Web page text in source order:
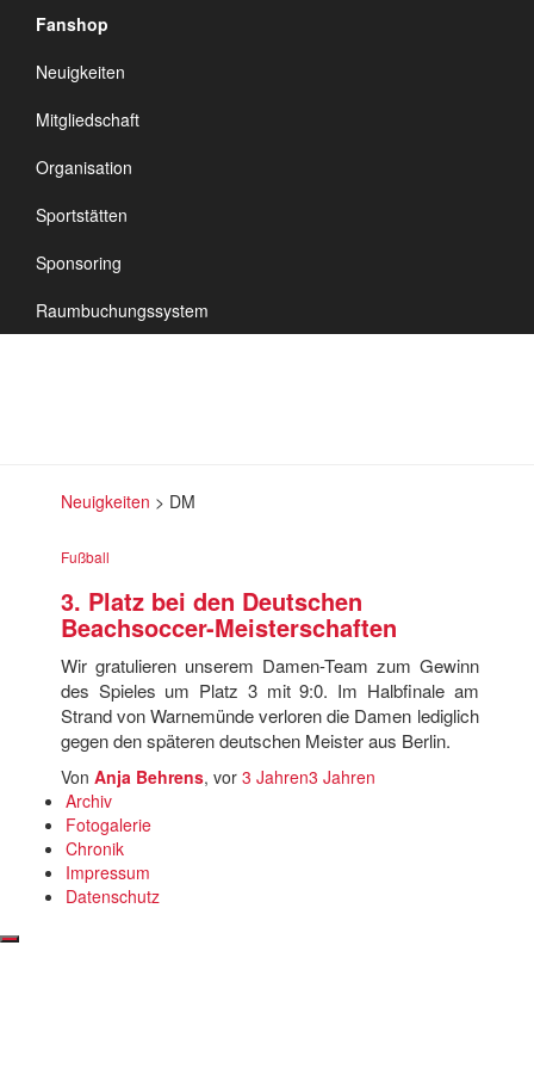
Fanshop
Neuigkeiten
Mitgliedschaft
Organisation
Sportstätten
Sponsoring
Raumbuchungssystem
TSV Vineta
Audorf
Neuigkeiten > DM
Fußball
3. Platz bei den Deutschen
Beachsoccer-Meisterschaften
Wir gratulieren unserem Damen-Team zum Gewinn
des Spieles um Platz 3 mit 9:0. Im Halbfinale am
Strand von Warnemünde verloren die Damen lediglich
gegen den späteren deutschen Meister aus Berlin.
Von Anja Behrens, vor 3 Jahren3 Jahren
Archiv
Fotogalerie
Chronik
Impressum
Datenschutz